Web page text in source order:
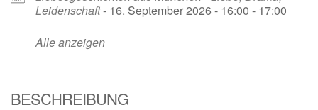
Leidenschaft- 16. September 2026 - 16:00 - 17:00
Alle anzeigen
BESCHREIBUNG